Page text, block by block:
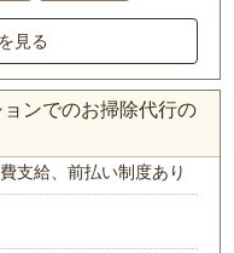
見る
ンでのお掃除代行の
費支給、前払い制度あり